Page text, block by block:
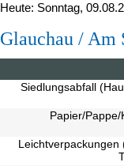
Heute: Sonntag,
Glauchau / Am
Siedlungsabfall
Papier/Pappe/
Leichtverpackungen